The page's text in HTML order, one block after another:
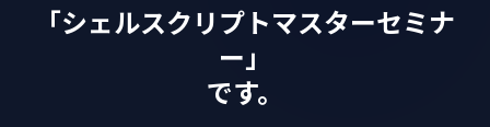
「シェルスクリプトマスターセミナ
ー」
です。